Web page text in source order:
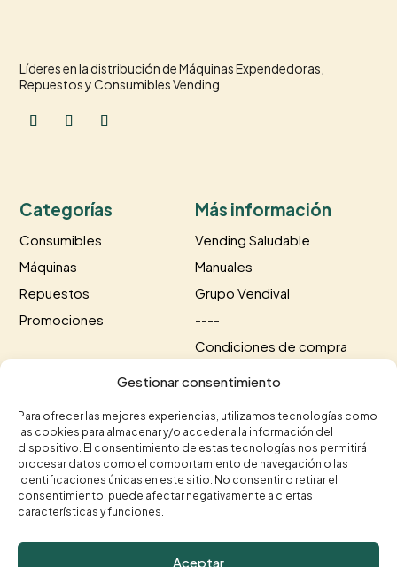
Gestionar consentimiento
Para ofrecer las mejores experiencias, utilizamos tecnologías como
las cookies para almacenar y/o acceder a la información del
dispositivo. El consentimiento de estas tecnologías nos permitirá
procesar datos como el comportamiento de navegación o las
identificaciones únicas en este sitio. No consentir o retirar el
consentimiento, puede afectar negativamente a ciertas
características y funciones.
Aceptar
Líderes en la distribución de Máquinas Expendedoras,
Repuestos y Consumibles Vending
Categorías
Consumibles
Máquinas
Repuestos
Promociones
Más información
Vending Saludable
Manuales
Grupo Vendival
----
Condiciones de compra
Contacto
 +34 963 75 20 40  +34 615 35 50 96
contacto@vendival.com